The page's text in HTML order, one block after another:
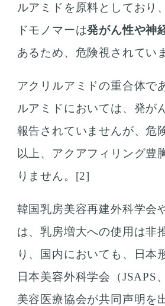
ルアミドを原料としており
ドモノマーは発がん性や神
あるため、危険視されてい
アクリルアミドの重合体で
ルアミドにおいては、発が
報告されていませんが、危
以上、アクアフィリング豊
りません。[2]
韓国乳房美容再建外科学会
は、乳房増大への使用は非
り、国内においても、日本
日本美容外科学会（JSAPS
美容医療協会が共同声明を